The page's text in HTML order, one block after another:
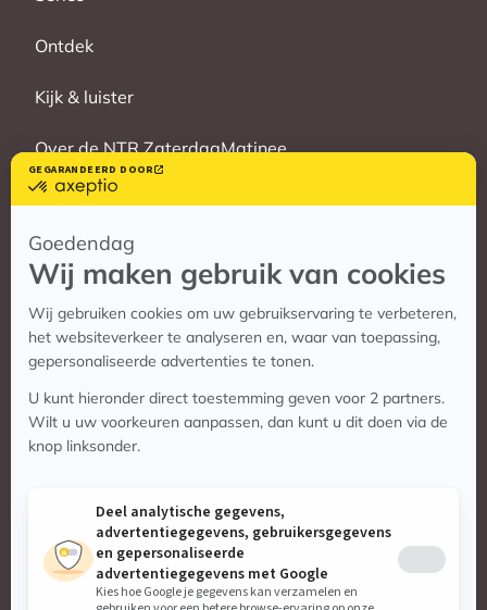
Ontdek
Kijk & luister
Over de NTR ZaterdagMatinee
Vrienden
Veelgestelde vragen
Contact
Contact
Vragen? Bekijk de contactpagina
Stuur ons een e-mail:
info@zaterdagmatinee.nl